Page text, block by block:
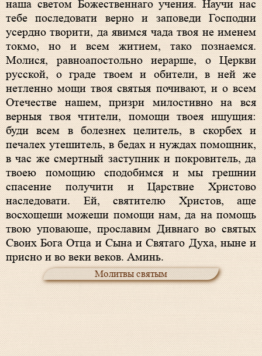
наша светом Божественнаго учения. Научи нас
тебе последовати верно и заповеди Господни
усердно творити, да явимся чада твоя не именем
токмо, но и всем житием, тако познаемся.
Молися, равноапостольно иерарше, о Церкви
русской, о граде твоем и обители, в ней же
нетленно мощи твоя святыя почивают, и о всем
Отечестве нашем, призри милостивно на вся
верныя твоя чтители, помощи твоея ищущия:
буди всем в болезнех целитель, в скорбех и
печалех утешитель, в бедах и нуждах помощник,
в час же смертный заступник и покровитель, да
твоею помощию сподобимся и мы грешнии
спасение получити и Царствие Христово
наследовати. Ей, святителю Христов, аще
восхощеши можеши помощи нам, да на помощь
твою уповаюше, прославим Дивнаго во святых
Своих Бога Отца и Сына и Святаго Духа, ныне и
присно и во веки веков. Аминь.
Молитвы святым